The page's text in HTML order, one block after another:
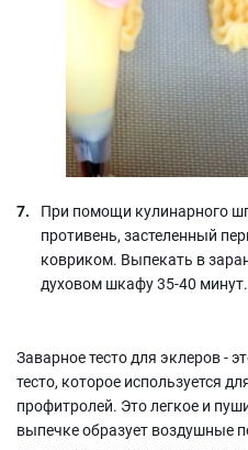
При помощи кулинарного
противень, застеленный
ковриком. Выпекать в
духовом шкафу 35-40 минут.
Заварное тесто для эклеров -
тесто, которое используется
профитролей. Это легкое и
выпечке образует воздушные